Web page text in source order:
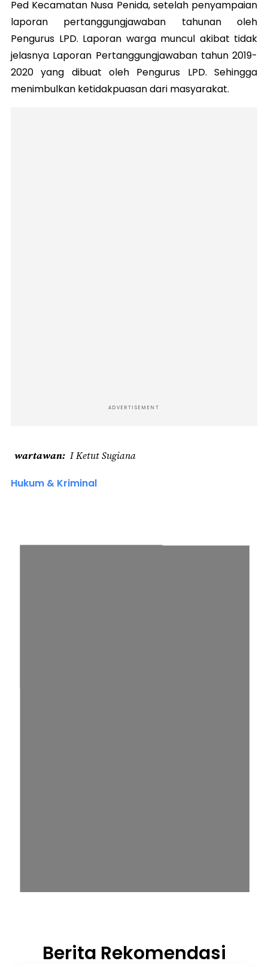
Ped Kecamatan Nusa Penida, setelah penyampaian
laporan pertanggungjawaban tahunan oleh
Pengurus LPD. Laporan warga muncul akibat tidak
jelasnya Laporan Pertanggungjawaban tahun 2019-
2020 yang dibuat oleh Pengurus LPD. Sehingga
menimbulkan ketidakpuasan dari masyarakat.
ADVERTISEMENT
wartawan I Ketut Sugiana
Hukum & Kriminal
Berita Rekomendasi